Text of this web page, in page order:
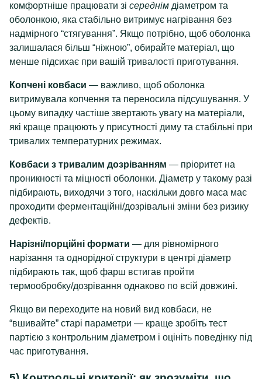
комфортніше працювати зі середнім діаметром та
оболонкою, яка стабільно витримує нагрівання без
надмірного “стягування”. Якщо потрібно, щоб оболонка
залишалася більш “ніжною”, обирайте матеріал, що
менше підсихає при вашій тривалості приготування.
Копчені ковбаси — важливо, щоб оболонка
витримувала копчення та переносила підсушування. У
цьому випадку частіше звертають увагу на матеріали,
які краще працюють у присутності диму та стабільні при
тривалих температурних режимах.
Ковбаси з тривалим дозріванням — пріоритет на
проникності та міцності оболонки. Діаметр у такому разі
підбирають, виходячи з того, наскільки довго маса має
проходити ферментаційні/дозрівальні зміни без ризику
дефектів.
Нарізні/порційні формати — для рівномірного
нарізання та однорідної структури в центрі діаметр
підбирають так, щоб фарш встигав пройти
термообробку/дозрівання однаково по всій довжині.
Якщо ви переходите на новий вид ковбаси, не
“вшивайте” старі параметри — краще зробіть тест
партією з контрольним діаметром і оцініть поведінку під
час приготування.